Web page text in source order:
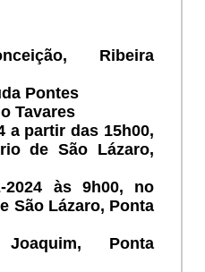
Ribeira
Pontes
Tavares
a partir das 15h00,
de São Lázaro,
2024 às 9h00, no
São Lázaro, Ponta
, Ponta